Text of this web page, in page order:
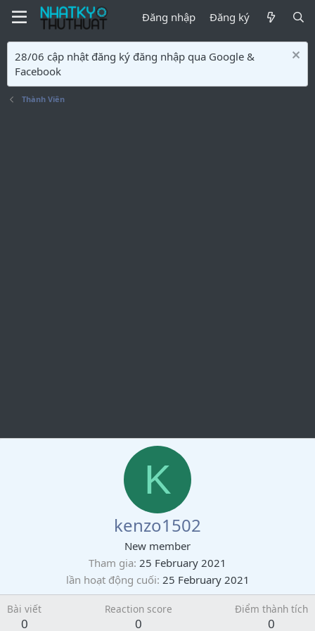
Đăng nhập Đăng ký
28/06 cập nhật đăng ký đăng nhập qua Google &
Facebook
Thành Viên
K
kenzo1502
New member
Tham gia 25 February 2021
lần hoạt động cuối 25 February 2021
Bài viết
0
Reaction score
0
Điểm thành tích
0